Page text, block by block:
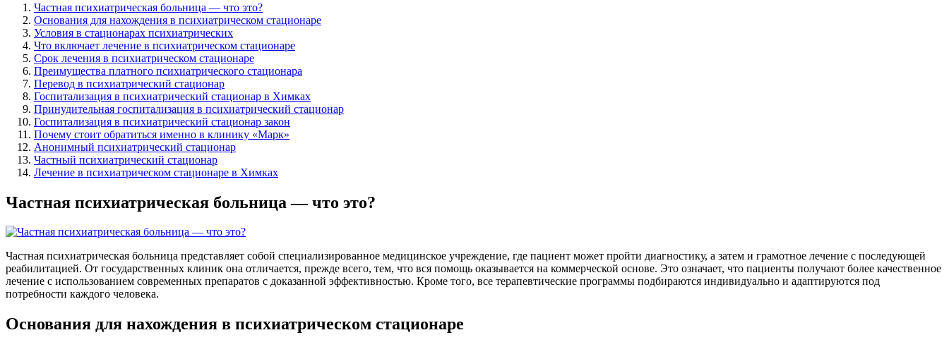
Частная психиатрическая больница — что это?
Основания для нахождения в психиатрическом стационаре
Условия в стационарах психиатрических
Что включает лечение в психиатрическом стационаре
Срок лечения в психиатрическом стационаре
Преимущества платного психиатрического стационара
Перевод в психиатрический стационар
Госпитализация в психиатрический стационар в Химках
Принудительная госпитализация в психиатрический стационар
Госпитализация в психиатрический стационар закон
Почему стоит обратиться именно в клинику «Марк»
Анонимный психиатрический стационар
Частный психиатрический стационар
Лечение в психиатрическом стационаре в Химках
Частная психиатрическая больница — что это?
Частная психиатрическая больница представляет собой специализированное медицинское учреждение, где пациент может пройти диагностику, а затем и грамотное лечение с последующей
реабилитацией. От государственных клиник она отличается, прежде всего, тем, что вся помощь оказывается на коммерческой основе. Это означает, что пациенты получают более качественное
лечение с использованием современных препаратов с доказанной эффективностью. Кроме того, все терапевтические программы подбираются индивидуально и адаптируются под
потребности каждого человека.
Основания для нахождения в психиатрическом стационаре